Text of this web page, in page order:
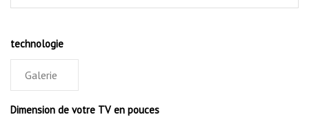
technologie
Dimension de votre TV en pouces